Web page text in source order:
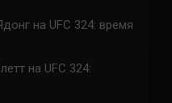
на UFC 324: время
на UFC 324: